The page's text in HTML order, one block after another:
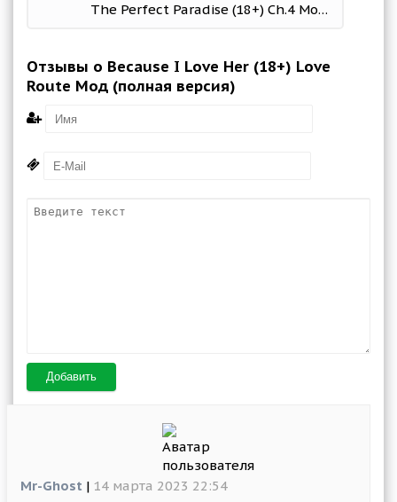
The Perfect Paradise (18+) Ch.4 Мод (полная версия)
Отзывы о Because I Love Her (18+) Love
Route Мод (полная версия)
Добавить
Mr-Ghost | 14 марта 2023 22:54